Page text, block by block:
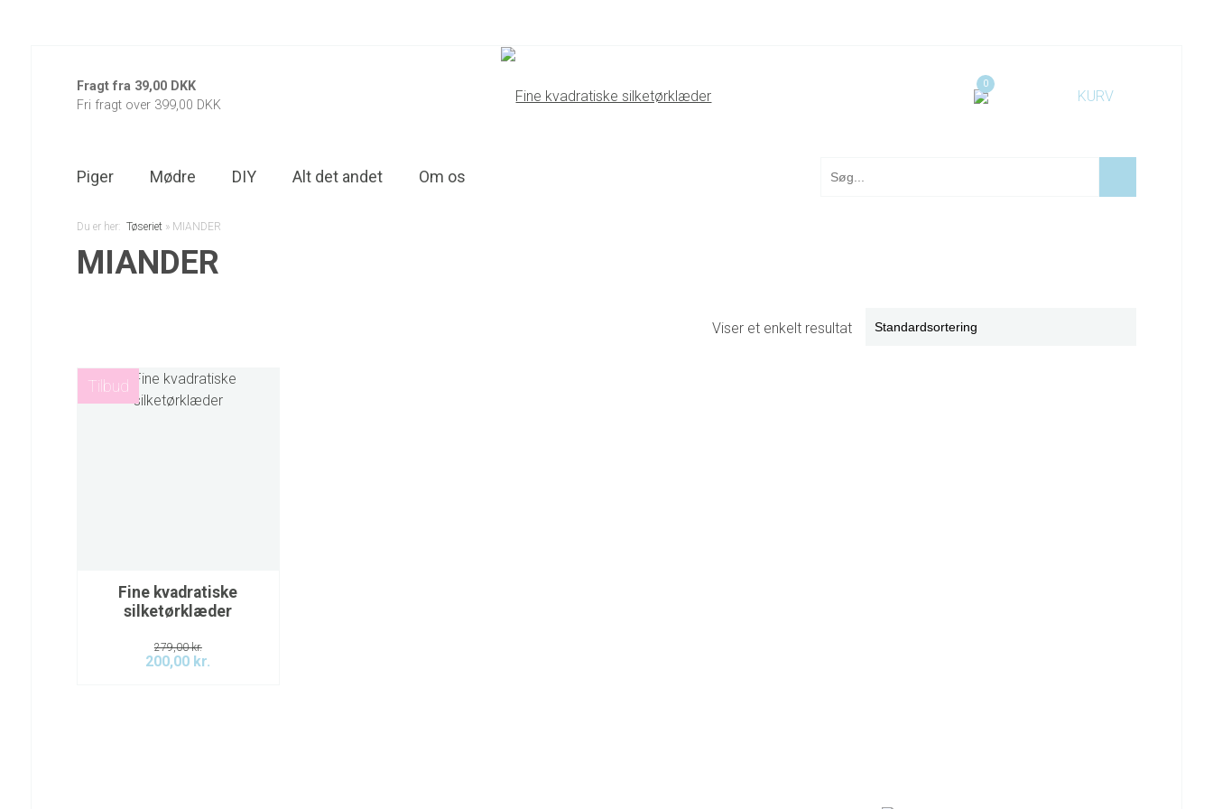
Fragt fra 39,00 DKK
Fri fragt over 399,00 DKK
0
Piger Mødre DIY Alt det andet Om os
Du er her: Tøseriet» MIANDER
MIANDER
Viser et enkelt resultat
Tilbud
Fine kvadratiske
silketørklæder
279,00kr.
200,00 kr.